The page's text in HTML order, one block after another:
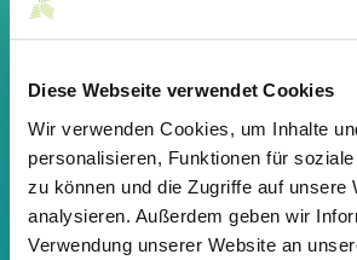
Diese Webseite verwendet Cookies
Wir verwenden Cookies, um Inhalte
personalisieren, Funktionen für
zu können und die Zugriffe auf unsere
analysieren. Außerdem geben wir
Verwendung unserer Website an
„Durch dieses Projekt konnte
vertraut machen mit der
Herstellungsmethoden
dieses Handwerk wiederbelebt
in der Kunst, sondern auch in
im Interieur-Design integriert
Katerina Nakou über die intensive Zeit als